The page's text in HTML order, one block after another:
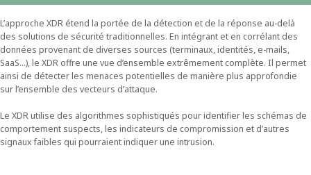
L’approche XDR étend la portée de la détection et de la réponse au-delà
des solutions de sécurité traditionnelles. En intégrant et en corrélant des
données provenant de diverses sources (terminaux, identités, e-mails,
SaaS…), le XDR offre une vue d’ensemble extrêmement complète. Il permet
ainsi de détecter les menaces potentielles de manière plus approfondie
sur l’ensemble des vecteurs d’attaque.
Le XDR utilise des algorithmes sophistiqués pour identifier les schémas de
comportement suspects, les indicateurs de compromission et d’autres
signaux faibles qui pourraient indiquer une intrusion.